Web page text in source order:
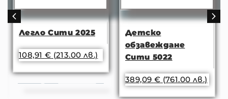
Легло Сити 2025
108,91 € (213.00 лв.)
Детско
обзавеждане
Сити 5022
389,09 € (761.00 лв.)